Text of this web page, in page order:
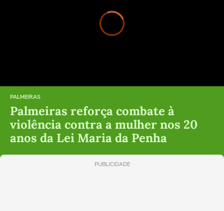
PALMEIRAS
Palmeiras reforça combate à
violência contra a mulher nos 20
anos da Lei Maria da Penha
PUBLICIDADE